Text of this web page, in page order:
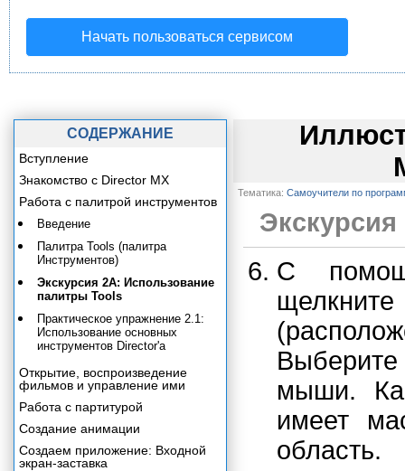
Начать пользоваться сервисом
Тематика: Самоучители по
С
Выберите
мыши.
имеет
область.
СОДЕРЖАНИЕ
Вступление
Знакомство с Director MX
Работа с палитрой инструментов
Введение
Палитра Tools (палитра
Инструментов)
Экскурсия 2А: Использование
палитры Tools
Практическое упражнение 2.1:
Использование основных
инструментов Director'a
Открытие, воспроизведение
фильмов и управление ими
Работа с партитурой
Создание анимации
Создаем приложение: Входной
экран-заставка